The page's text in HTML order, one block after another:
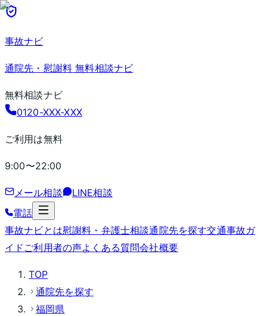
事故ナビ
通院先・慰謝料 無料相談ナビ
無料相談ナビ
0120-XXX-XXX
ご利用は無料
9:00〜22:00
メール相談
LINE相談
電話
事故ナビとは慰謝料・弁護士相談通院先を探す交通事故ガ
イド ご利用者の声よくある質問会社概要
TOP
通院先を探す
福岡県